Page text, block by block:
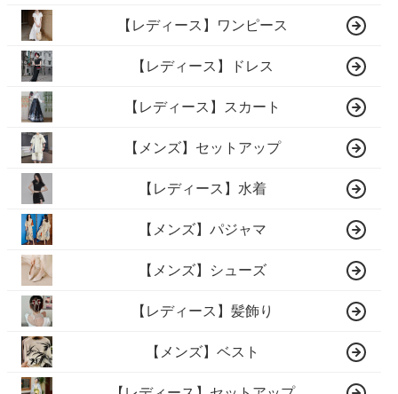
【レディース】ワンピース
【レディース】ドレス
【レディース】スカート
【メンズ】セットアップ
【レディース】水着
【メンズ】パジャマ
【メンズ】シューズ
【レディース】髪飾り
【メンズ】ベスト